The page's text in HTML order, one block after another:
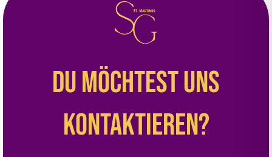
Du möchtest uns
kontaktieren?